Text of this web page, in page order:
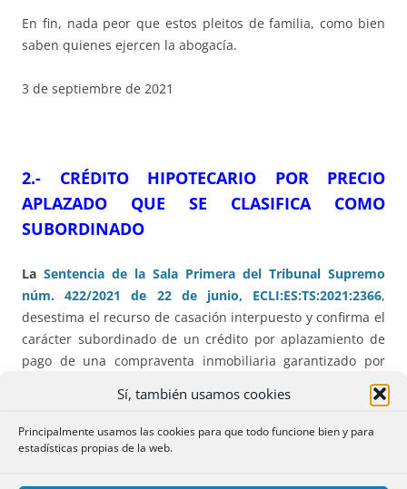
Sí, también usamos cookies
Principalmente usamos las cookies para que todo funcione bien y para
estadísticas propias de la web.
En fin, nada peor que estos pleitos de familia, como bien
saben quienes ejercen la abogacía.
3 de septiembre de 2021
2.- CRÉDITO HIPOTECARIO POR PRECIO
APLAZADO QUE SE CLASIFICA COMO
SUBORDINADO
La Sentencia de la Sala Primera del Tribunal Supremo
núm. 422/2021 de 22 de junio, ECLI:ES:TS:2021:2366,
desestima el recurso de casación interpuesto y confirma el
carácter subordinado de un crédito por aplazamiento de
pago de una compraventa inmobiliaria garantizado por
El recurrente vendió en 2004 dos fincas a una sociedad
anónima en cuyo accionariado tenía una participación del